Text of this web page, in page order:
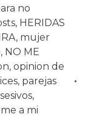
no
, HERIDAS
IRA, mujer
, NO ME
, opinion de
, parejas
,
a mi